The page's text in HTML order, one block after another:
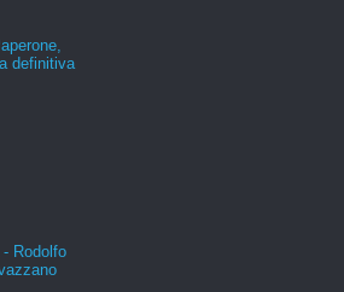
definitiva
Rodolfo